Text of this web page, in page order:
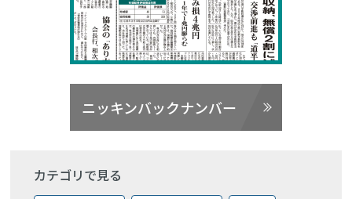
ニッキンバックナンバー
カテゴリで見る